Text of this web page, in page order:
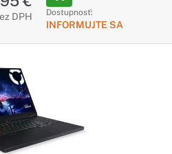
DPH Dostupnosť:
INFORMUJTE SA